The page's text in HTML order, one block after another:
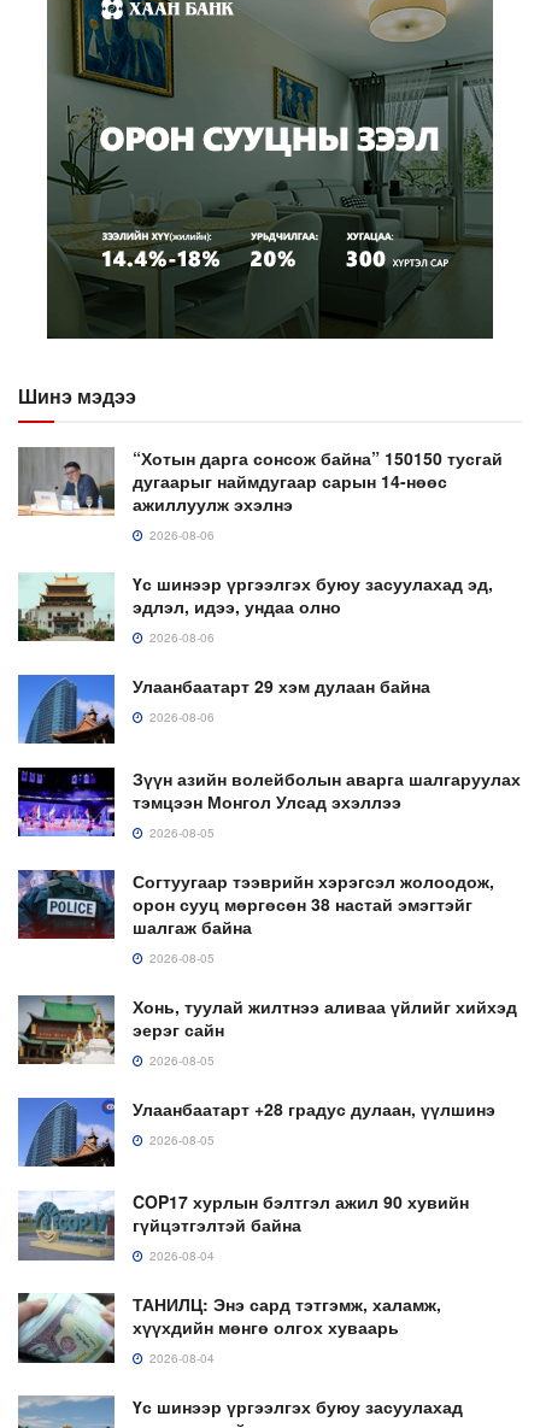
Шинэ мэдээ
“Хотын дарга сонсож байна” 150150 тусгай
дугаарыг наймдугаар сарын 14-нөөс
ажиллуулж эхэлнэ
2026-08-06
Үс шинээр үргээлгэх буюу засуулахад эд,
эдлэл, идээ, ундаа олно
2026-08-06
Улаанбаатарт 29 хэм дулаан байна
2026-08-06
Зүүн азийн волейболын аварга шалгаруулах
тэмцээн Монгол Улсад эхэллээ
2026-08-05
Согтуугаар тээврийн хэрэгсэл жолоодож,
орон сууц мөргөсөн 38 настай эмэгтэйг
шалгаж байна
2026-08-05
Хонь, туулай жилтнээ аливаа үйлийг хийхэд
эерэг сайн
2026-08-05
Улаанбаатарт +28 градус дулаан, үүлшинэ
2026-08-05
COP17 хурлын бэлтгэл ажил 90 хувийн
гүйцэтгэлтэй байна
2026-08-04
ТАНИЛЦ: Энэ сард тэтгэмж, халамж,
хүүхдийн мөнгө олгох хуваарь
2026-08-04
Үс шинээр үргээлгэх буюу засуулахад